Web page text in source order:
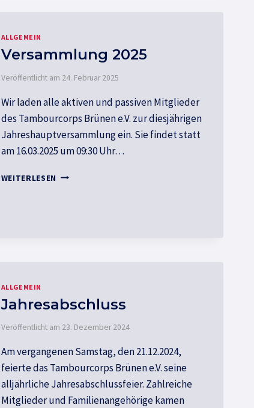
ALLGEMEIN
Versammlung 2025
Veröffentlicht am 24. Februar 2025
Wir laden alle aktiven und passiven Mitglieder
des Tambourcorps Brünen e.V. zur diesjährigen
Jahreshauptversammlung ein. Sie findet statt
am 16.03.2025 um 09:30 Uhr…
WEITERLESEN VERSAMMLUNG
ALLGEMEIN
Jahresabschluss
Veröffentlicht am 23. Dezember 2024
Am vergangenen Samstag, den 21.12.2024,
feierte das Tambourcorps Brünen e.V. seine
alljährliche Jahresabschlussfeier. Zahlreiche
Mitglieder und Familienangehörige kamen